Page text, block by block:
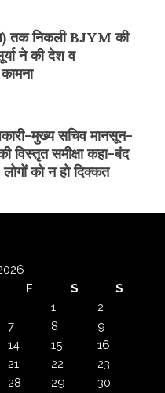
तक निकली BJYM की
ने की देश व
मुख्य सचिव मानसून-
समीक्षा कहा-बंद
को न हो दिक्कत
F S
S
1
2
7 8
9
14 15
16
21 22
23
28 29
30